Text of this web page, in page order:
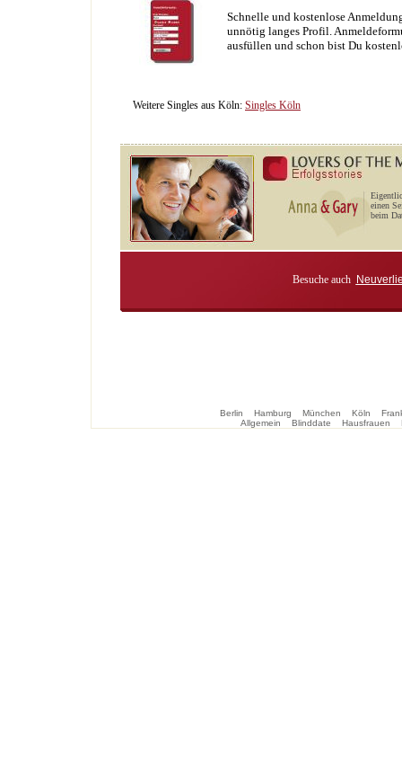
Schnelle und kostenlose
unnötig langes Profil.
ausfüllen und schon bist Du
Weitere Singles aus Köln: Singles Köln
einen
beim
Besuche auch
Berlin Hamburg München Köln
Allgemein
Blinddate Hausfrauen